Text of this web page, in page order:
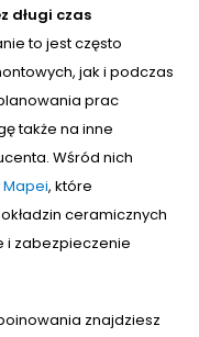
długi czas
to jest często
jak i podczas
prac
także na inne
Wśród nich
, które
ceramicznych
i zabezpieczenie
znajdziesz